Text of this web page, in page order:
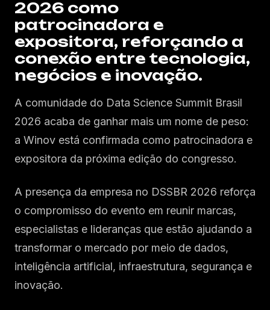
2026 como
patrocinadora e
expositora, reforçando a
conexão entre tecnologia,
negócios e inovação.
A comunidade do Data Science Summit Brasil
2026 acaba de ganhar mais um nome de peso:
a Winov está confirmada como patrocinadora e
expositora da próxima edição do congresso.
A presença da empresa no DSSBR 2026 reforça
o compromisso do evento em reunir marcas,
especialistas e lideranças que estão ajudando a
transformar o mercado por meio de dados,
inteligência artificial, infraestrutura, segurança e
inovação.